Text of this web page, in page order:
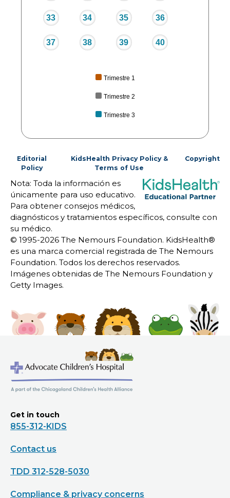
33 34 35 36
37 38 39 40
Trimestre 1
Trimestre 2
Trimestre 3
Editorial
Policy
KidsHealth Privacy Policy &
Terms of Use
Copyright
Nota: Toda la información es
únicamente para uso educativo.
Para obtener consejos médicos,
diagnósticos y tratamientos específicos, consulte con
su médico.
© 1995-2026 The Nemours Foundation. KidsHealth®
es una marca comercial registrada de The Nemours
Foundation. Todos los derechos reservados.
Imágenes obtenidas de The Nemours Foundation y
Getty Images.
Get in touch
855-312-KIDS
Contact us
TDD 312-528-5030
Compliance & privacy concerns